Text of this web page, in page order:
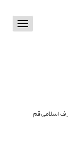
Toggle
اسلامی قم